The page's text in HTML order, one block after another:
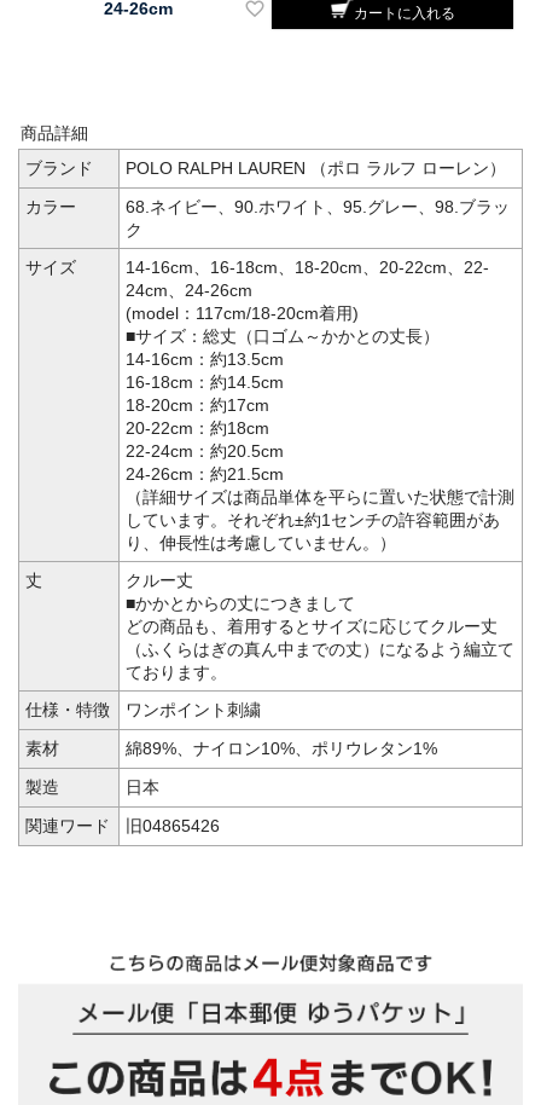
24-26cm カートに入れる
商品詳細
ブランド
POLO RALPH LAUREN （ポロ ラルフ ローレン）
カラー
68.ネイビー、90.ホワイト、95.グレー、98.ブラッ
ク
サイズ
14-16cm、16-18cm、18-20cm、20-22cm、22-
24cm、24-26cm
(model：117cm/18-20cm着用)
■サイズ：総丈（口ゴム～かかとの丈長）
14-16cm：約13.5cm
16-18cm：約14.5cm
18-20cm：約17cm
20-22cm：約18cm
22-24cm：約20.5cm
24-26cm：約21.5cm
（詳細サイズは商品単体を平らに置いた状態で計測
しています。それぞれ±約1センチの許容範囲があ
り、伸長性は考慮していません。）
丈
クルー丈
■かかとからの丈につきまして
どの商品も、着用するとサイズに応じてクルー丈
（ふくらはぎの真ん中までの丈）になるよう編立て
ております。
仕様・特徴
ワンポイント刺繍
素材
綿89%、ナイロン10%、ポリウレタン1%
製造
日本
関連ワード
旧04865426